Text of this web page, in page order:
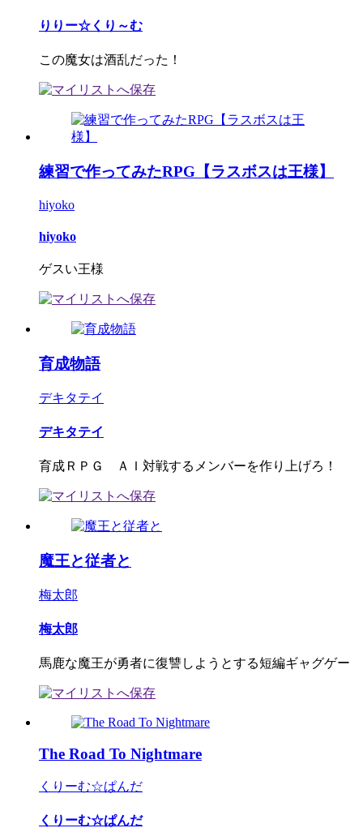
りりー☆くり～む
この魔女は酒乱だった！
練習で作ってみたRPG【ラスボスは王様】
hiyoko
hiyoko
ゲスい王様
育成物語
デキタテイ
デキタテイ
育成ＲＰＧ ＡＩ対戦するメンバーを作り上げろ！
魔王と従者と
梅太郎
梅太郎
馬鹿な魔王が勇者に復讐しようとする短編ギャグゲー
The Road To Nightmare
くりーむ☆ぱんだ
くりーむ☆ぱんだ